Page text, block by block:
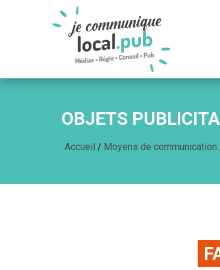
OBJETS
Accueil / Moyens de communication